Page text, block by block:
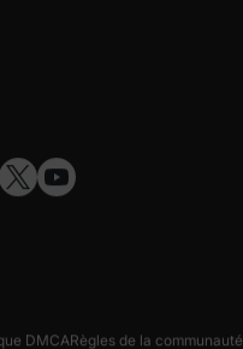
DMCARègles de la communauté